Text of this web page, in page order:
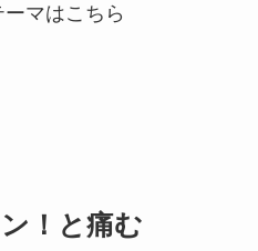
マはこちら
！と痛む